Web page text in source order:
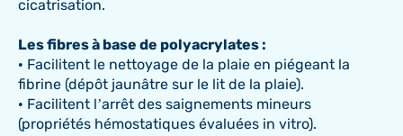
cicatrisation.
Les fibres à base de polyacrylates :
• Facilitent le nettoyage de la plaie en piégeant la
fibrine (dépôt jaunâtre sur le lit de la plaie).
• Facilitent l’arrêt des saignements mineurs
(propriétés hémostatiques évaluées in vitro).